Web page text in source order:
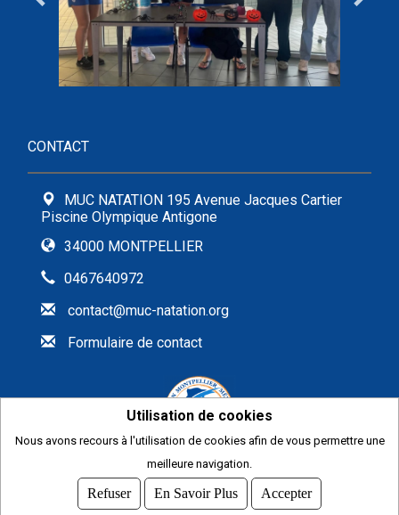
CONTACT
MUC NATATION 195 Avenue Jacques Cartier
Piscine Olympique Antigone
34000 MONTPELLIER
0467640972
contact@muc-natation.org
Formulaire de contact
2026
© COMITI -CGVU
OPTIMISÉ POUR CHROME ET FIREFOX
Utilisation de cookies
Nous avons recours à l'utilisation de cookies afin de vous permettre une
meilleure navigation.
Refuser En Savoir Plus Accepter